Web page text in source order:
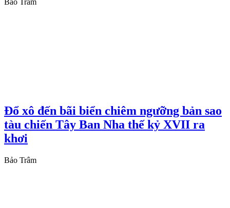
Bảo Trâm
Đổ xô đến bãi biển chiêm ngưỡng bản sao
tàu chiến Tây Ban Nha thế kỷ XVII ra
khơi
Bảo Trâm